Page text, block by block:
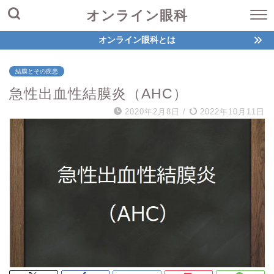
オンライン眼科
オンライン眼科とは
結膜とその疾患
急性出血性結膜炎（AHC）
2020年2月8日 / 2022年10月11日